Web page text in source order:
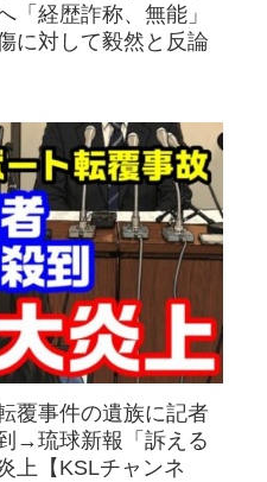
「経歴詐称、無能」
に対して毅然と反論
覆事件の遺族に記者
→琉球新報「訴える
上【KSLチャンネ